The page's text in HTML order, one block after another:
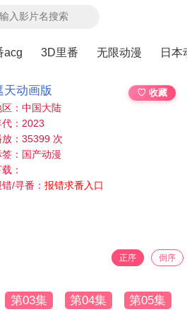
acg 3D里番 无限动漫 日本
天动画版
♡ 收藏
区：中国大陆
代：2023
放：35399 次
签：国产动漫
：
错/寻番：报错求番入口
正序 倒序
第03集 第04集 第05集